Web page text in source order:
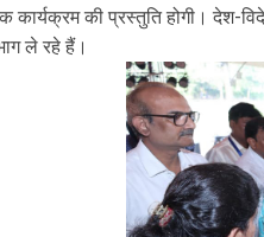
कार्यक्रम की प्रस्तुति होगी। देश-
ले रहे हैं।